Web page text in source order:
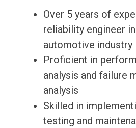
Over 5 years of
reliability engineer
automotive industry
Proficient in
analysis and failure
analysis
Skilled in
testing and